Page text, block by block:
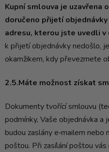
Kupní smlouva je uzavřena
doručeno přijetí
adresu, kterou jste uvedli v
k přijetí objednávky nedošlo,
okamžikem, kdy převezmete
2.5.Máte možnost získat
Dokumenty tvořící smlouvu
podmínky, Vaše objednávka a
budou zaslány e‑mailem
poštou. Při zasílání poštou